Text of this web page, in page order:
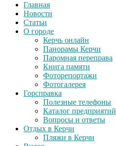
Главная
Новости
Статьи
О городе
Керчь онлайн
Панорамы Керчи
Паромная переправа
Книга памяти
Фоторепортажи
Фотогалерея
Горсправка
Полезные телефоны
Каталог предприятий
Вопросы и ответы
Отдых в Керчи
Пляжи в Керчи